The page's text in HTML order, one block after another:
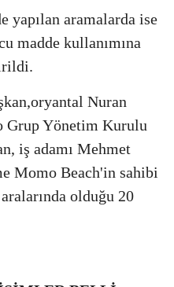
yapılan aramalarda ise
madde kullanımına
Nuran
Grup Yönetim Kurulu
iş adamı Mehmet
Momo Beach'in sahibi
olduğu 20